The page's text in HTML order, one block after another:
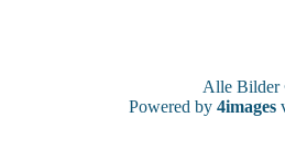
Alle
Powered by 4images